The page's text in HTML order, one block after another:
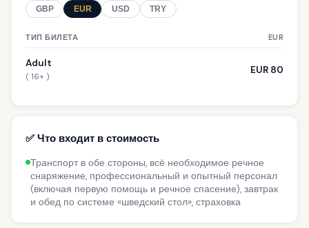
GBP EUR USD TRY
ТИП БИЛЕТА EUR
Adult
( 16+ )
EUR 80
✅ Что входит в стоимость
Транспорт в обе стороны, всё необходимое речное
снаряжение, профессиональный и опытный персонал
(включая первую помощь и речное спасение), завтрак
и обед по системе «шведский стол», страховка